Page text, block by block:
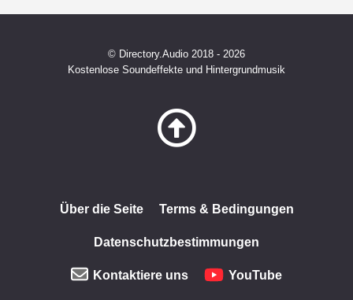
© Directory.Audio 2018 - 2026
Kostenlose Soundeffekte und Hintergrundmusik
Über die Seite Terms & Bedingungen
Datenschutzbestimmungen
Kontaktiere uns YouTube